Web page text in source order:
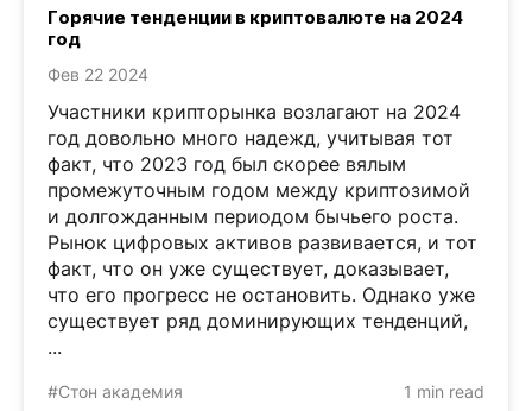
Горячие тенденции в криптовалюте на 2024
год
Фев 22 2024
Участники крипторынка возлагают на 2024
год довольно много надежд, учитывая тот
факт, что 2023 год был скорее вялым
промежуточным годом между криптозимой
и долгожданным периодом бычьего роста.
Рынок цифровых активов развивается, и тот
факт, что он уже существует, доказывает,
что его прогресс не остановить. Однако уже
существует ряд доминирующих тенденций,
...
#Стон академия 1 min read